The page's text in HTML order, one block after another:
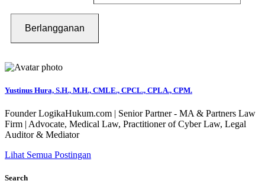
Berlangganan
Yustinus Hura, S.H., M.H., CMLE., CPCL., CPLA., CPM.
Founder LogikaHukum.com | Senior Partner - MA & Partners Law
Firm | Advocate, Medical Law, Practitioner of Cyber Law, Legal
Auditor & Mediator
Lihat Semua Postingan
Search